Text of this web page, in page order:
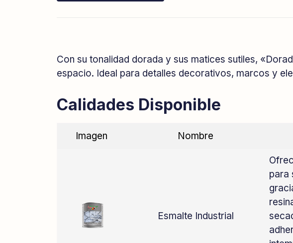
Con su tonalidad dorada y sus matices sutiles,
espacio. Ideal para detalles decorativos, marcos y
Calidades Disponible
Imagen Nombre
Esmalte Industrial
para